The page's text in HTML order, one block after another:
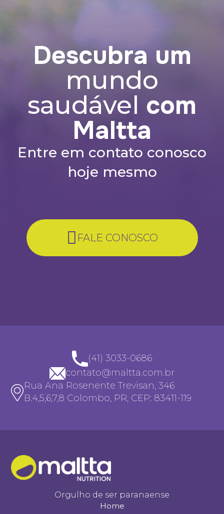
Descubra um
mundo
saudável com
Maltta
Entre em contato conosco
hoje mesmo
FALE CONOSCO
(41) 3033-0686
contato@maltta.com.br
Rua Ana Rosenente Trevisan, 346
B.4,5,6,7,8 Colombo, PR, CEP: 83411-119
Orgulho de ser paranaense
Home